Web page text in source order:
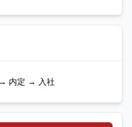
内定 → 入社